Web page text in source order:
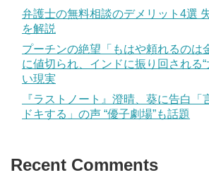
弁護士の無料相談のデメリット4選
を解説
プーチンの絶望「もはや頼れるのは
に値切られ、インドに振り回される“
い現実
『ラストノート』澄晴、葵に告白「
ドキする」の声 “優子劇場”も話題
Recent Comments